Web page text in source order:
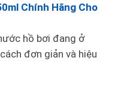
Chính Hãng Cho
hồ bơi đang ở
đơn giản và hiệu